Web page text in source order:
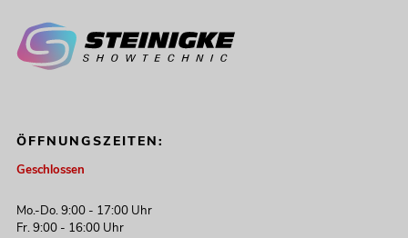
ÖFFNUNGSZEITEN:
Geschlossen
Mo.-Do. 9:00 - 17:00 Uhr
Fr. 9:00 - 16:00 Uhr